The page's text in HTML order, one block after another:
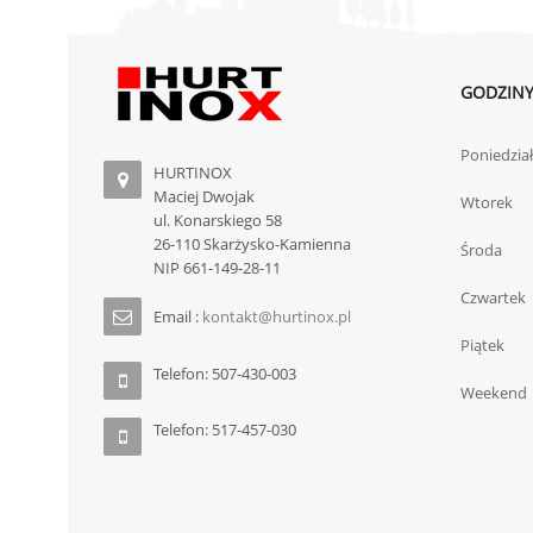
HURTINOX
Maciej Dwojak
ul. Konarskiego 58
26-110 Skarżysko-Kamienna
NIP 661-149-28-11
Email : kontakt@hurtinox.pl
Telefon: 507-430-003
Telefon: 517-457-030
Wtorek
Środa
Czwartek
Piątek
Weekend